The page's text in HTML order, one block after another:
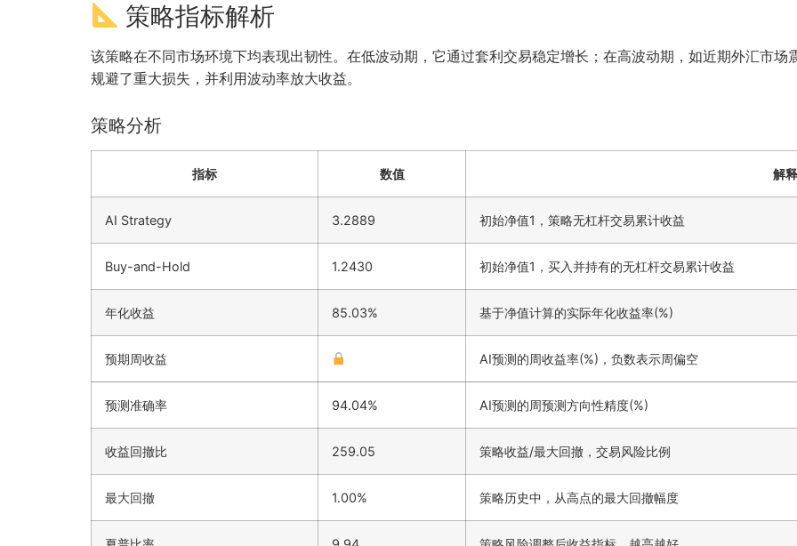
策略指标解析
该策略在不同市场环境下均表现出韧性。在低波动期，它通过套利交易稳定增长；在高波动期，如近期外汇市
规避了重大损失，并利用波动率放大收益。
策略分析
指标 数值 解释
AI Strategy 3.2889 初始净值1，策略无杠杆交易累计收益
Buy-and-Hold 1.2430 初始净值1，买入并持有的无杠杆交易累计收益
年化收益 85.03% 基于净值计算的实际年化收益率(%)
预期周收益 AI预测的周收益率(%)，负数表示周偏空
预测准确率 94.04% AI预测的周预测方向性精度(%)
收益回撤比 259.05 策略收益/最大回撤，交易风险比例
最大回撤 1.00% 策略历史中，从高点的最大回撤幅度